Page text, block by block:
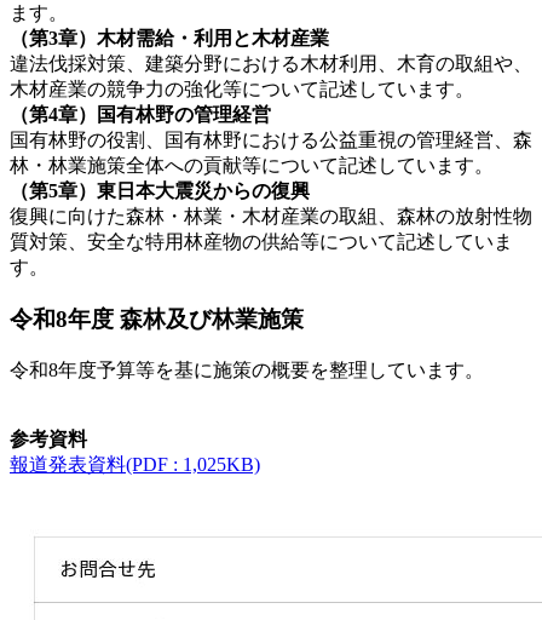
ます。
（第3章）木材需給・利用と木材産業
違法伐採対策、建築分野における木材利用、木育の取組や、
木材産業の競争力の強化等について記述しています。
（第4章）国有林野の管理経営
国有林野の役割、国有林野における公益重視の管理経営、森
林・林業施策全体への貢献等について記述しています。
（第5章）東日本大震災からの復興
復興に向けた森林・林業・木材産業の取組、森林の放射性物
質対策、安全な特用林産物の供給等について記述していま
す。
令和8年度 森林及び林業施策
令和8年度予算等を基に施策の概要を整理しています。
参考資料
報道発表資料(PDF : 1,025KB)